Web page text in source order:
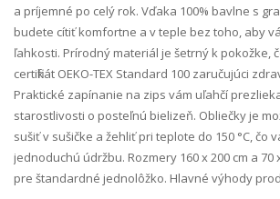
a príjemné po celý rok. Vďaka 100% bavlne s
budete cítiť komfortne a v teple bez toho, aby
ľahkosti. Prírodný materiál je šetrný k pokožke,
certifikát OEKO-TEX Standard 100 zaručujúci
Praktické zapínanie na zips vám uľahčí
starostlivosti o posteľnú bielizeň. Obliečky je
sušiť v sušičke a žehliť pri teplote do 150 °C, čo
jednoduchú údržbu. Rozmery 160 x 200 cm a 70
pre štandardné jednolôžko. Hlavné výhody